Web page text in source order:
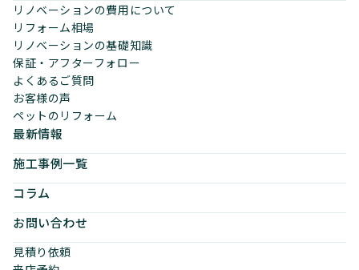
リノベーションの費用について
リフォーム相場
リノベーションの基礎知識
保証・アフターフォロー
よくあるご質問
お客様の声
ペットのリフォーム
最新情報
施工事例一覧
コラム
お問い合わせ
見積り依頼